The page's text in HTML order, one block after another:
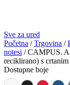
Sve za ured
Početna /Trgovina /
notesi / CAMPUS.
reciklirano) s
Dostupne boje